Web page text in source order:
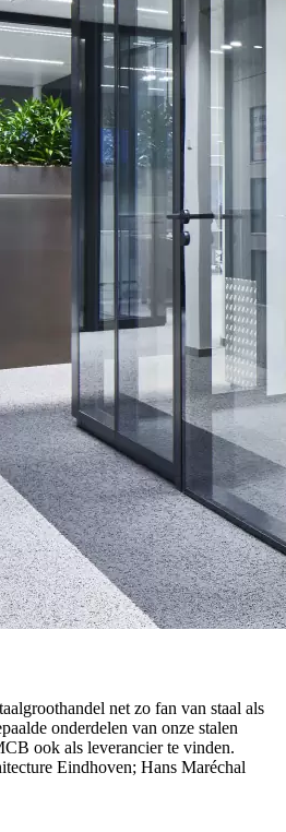
net zo fan van staal als
onderdelen van onze stalen
ook als leverancier te vinden.
Eindhoven; Hans Maréchal